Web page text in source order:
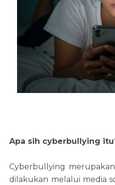
Apa sih cyberbullying
Cyberbullying
dilakukan melalui media